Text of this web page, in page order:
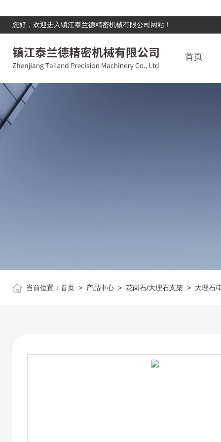
您好，欢迎进入镇江泰兰德精密机械有限公司网站！
首页
当前位置： 首页 > 产品中心 > 花岗石/大理石支架 > 大理石/